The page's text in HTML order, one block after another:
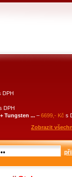
DPH
DPH
Tungsten ... – 6699,- Kč s
Zobrazit